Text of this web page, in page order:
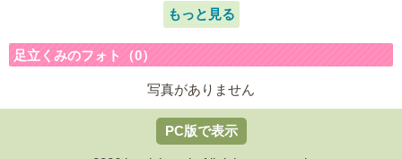
もっと見る
足立くみのフォト（0）
写真がありません
PC版で表示